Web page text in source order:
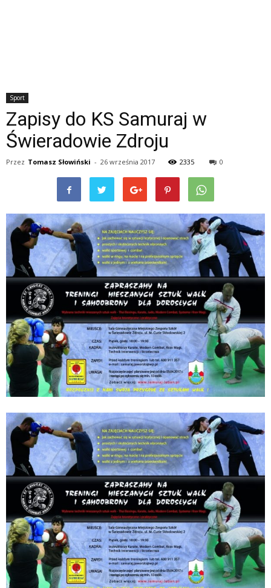
Sport
Zapisy do KS Samuraj w
Świeradowie Zdroju
Przez Tomasz Słowiński - 26 września 2017 2335 0